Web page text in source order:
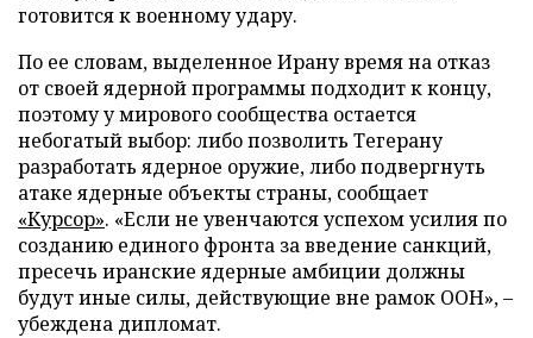
готовится к военному удару.
По ее словам, выделенное Ирану время на отказ
от своей ядерной программы подходит к концу,
поэтому у мирового сообщества остается
небогатый выбор: либо позволить Тегерану
разработать ядерное оружие, либо подвергнуть
атаке ядерные объекты страны, сообщает
«Курсор». «Если не увенчаются успехом усилия по
созданию единого фронта за введение санкций,
пресечь иранские ядерные амбиции должны
будут иные силы, действующие вне рамок ООН», –
убеждена дипломат.